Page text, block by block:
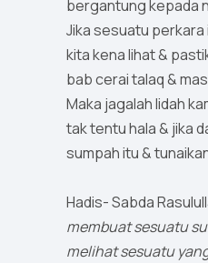
bergantung kepada
Jika sesuatu
kita kena lihat &
bab cerai talaq &
Maka jagalah lidah
tak tentu hala & jika
sumpah itu &
Hadis- Sabda
membuat sesuatu
melihat sesuatu